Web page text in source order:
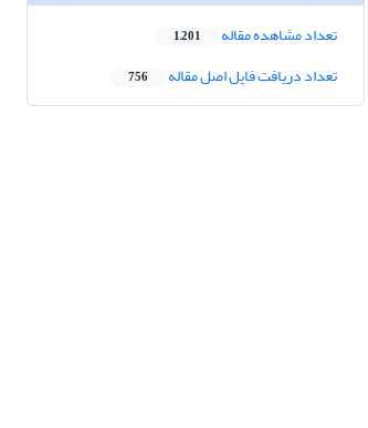
تعداد مشاهده مقاله 1,201
تعداد دریافت فایل اصل مقاله 756